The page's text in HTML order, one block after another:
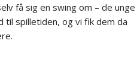
få sig en swing om – de unge
til spilletiden, og vi fik dem da